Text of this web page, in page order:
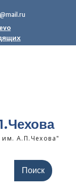
А.П.Чехова"